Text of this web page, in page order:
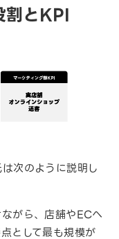
割とKPI
次のように説明し
がら、店舗やECへ
として最も規模が